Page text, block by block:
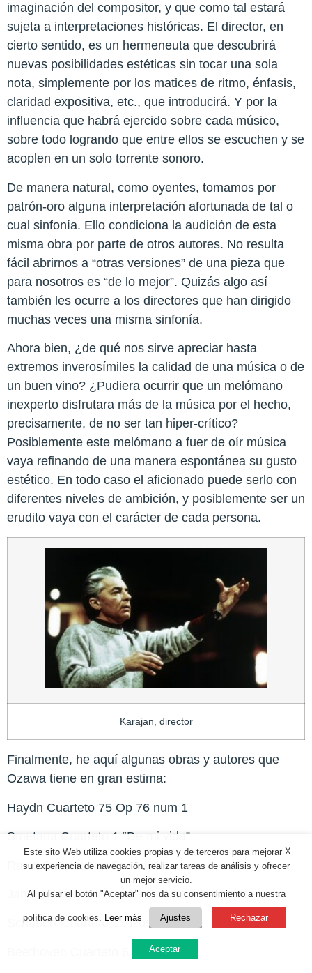
imaginación del compositor, y que como tal estará
sujeta a interpretaciones históricas. El director, en
cierto sentido, es un hermeneuta que descubrirá
nuevas posibilidades estéticas sin tocar una sola
nota, simplemente por los matices de ritmo, énfasis,
claridad expositiva, etc., que introducirá. Y por la
influencia que habrá ejercido sobre cada músico,
sobre todo logrando que entre ellos se escuchen y se
acoplen en un solo torrente sonoro.
De manera natural, como oyentes, tomamos por
patrón-oro alguna interpretación afortunada de tal o
cual sinfonía. Ello condiciona la audición de esta
misma obra por parte de otros autores. No resulta
fácil abrirnos a “otras versiones” de una pieza que
para nosotros es “de lo mejor”. Quizás algo así
también les ocurre a los directores que han dirigido
muchas veces una misma sinfonía.
Ahora bien, ¿de qué nos sirve apreciar hasta
extremos inverosímiles la calidad de una música o de
un buen vino? ¿Pudiera ocurrir que un melómano
inexperto disfrutara más de la música por el hecho,
precisamente, de no ser tan hiper-crítico?
Posiblemente este melómano a fuer de oír música
vaya refinando de una manera espontánea su gusto
estético. En todo caso el aficionado puede serlo con
diferentes niveles de ambición, y posiblemente ser un
erudito vaya con el carácter de cada persona.
Karajan, director
Finalmente, he aquí algunas obras y autores que
Ozawa tiene en gran estima:
Haydn Cuarteto 75 Op 76 num 1
Smetana Cuarteto 1 “De mi vida”.
Ravel Cuarteto en Fa mayor
Janacek Cuarteto num 1 Sonata a Kreutzer
Schubert Cuarteto 13 Rosamunda
Beethoven Cuarteto 6 y 13
X
Este sito Web utiliza cookies propias y de terceros para mejorar
su experiencia de navegación, realizar tareas de análisis y ofrecer
un mejor servicio.
Al pulsar el botón "Aceptar" nos da su consentimiento a nuestra
política de cookies. Leer más Ajustes Rechazar
Aceptar